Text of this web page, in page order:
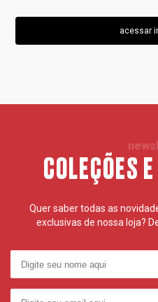
acessar
COLEÇÕES
Quer saber todas as
exclusivas de nossa loja?